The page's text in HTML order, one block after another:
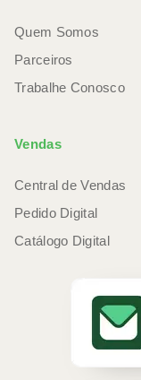
Quem Somos
Parceiros
Trabalhe Conosco
Vendas
Central de Vendas
Pedido Digital
Catálogo Digital